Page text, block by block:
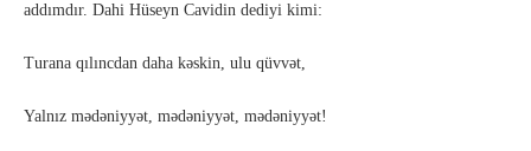
addımdır. Dahi Hüseyn Cavidin dediyi kimi:
Turana qılıncdan daha kəskin, ulu qüvvət,
Yalnız mədəniyyət, mədəniyyət, mədəniyyət!